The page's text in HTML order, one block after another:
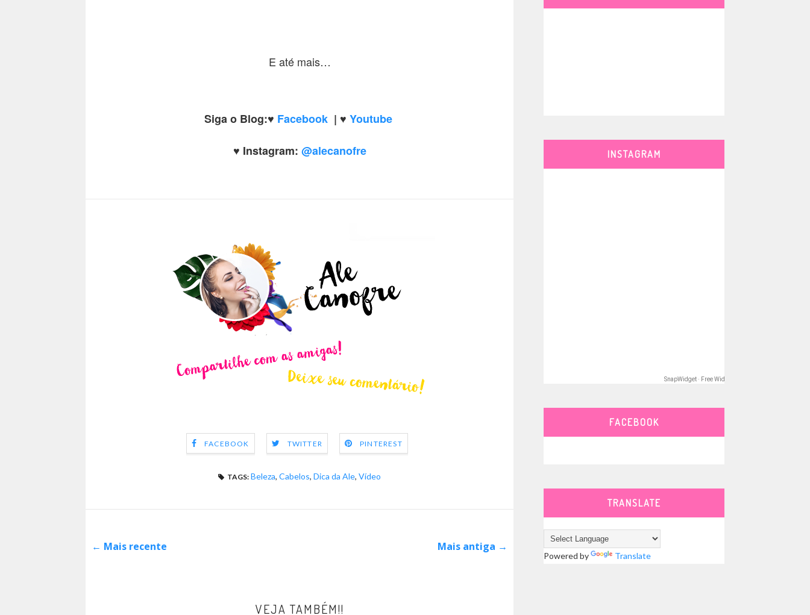
E até mais…
Siga o Blog:♥ Facebook | ♥ Youtube
♥ Instagram: @alecanofre
FACEBOOK TWITTER PINTEREST
TAGS: Beleza, Cabelos, Dica da Ale, Vídeo
← Mais recente Mais antiga →
VEJA TAMBÉM!!
INSTAGRAM
SnapWidget · Free Widget
FACEBOOK
TRANSLATE
Powered by Translate